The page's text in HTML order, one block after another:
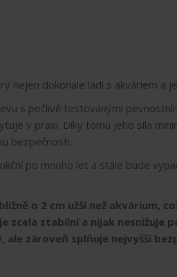
nejen dokonale ladí s akváriem
s pečlivě testovanými
v praxi. Díky tomu jeho síla
bezpečnosti.
po mnoho let a stále bude
o 2 cm užší než akvárium,
zcela stabilní a nijak
zároveň splňuje nejvyšší